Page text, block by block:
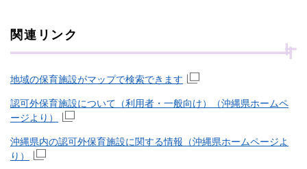
関連リンク
地域の保育施設がマップで検索できます
認可外保育施設について（利用者・一般向け）（沖縄県ホームペ
ージより）
沖縄県内の認可外保育施設に関する情報（沖縄県ホームページよ
り）